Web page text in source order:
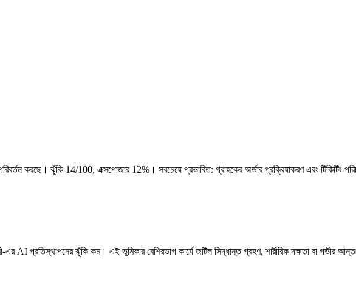
করছে। ঝুঁকি 14/100, এক্সপোজার 12%। সবচেয়ে প্রভাবিত: গ্রাহকের অর্ডার প্রক্রিয়াকরণ এবং টিকিটিং
এর AI প্রতিস্থাপনের ঝুঁকি কম। এই ভূমিকার বেশিরভাগ কার্যে জটিল সিদ্ধান্ত গ্রহণ, শারীরিক দক্ষতা বা গভীর